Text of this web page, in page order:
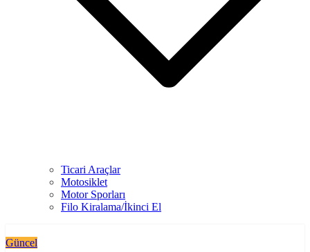
Ticari Araçlar
Motosiklet
Motor Sporları
Filo Kiralama/İkinci El
Güncel